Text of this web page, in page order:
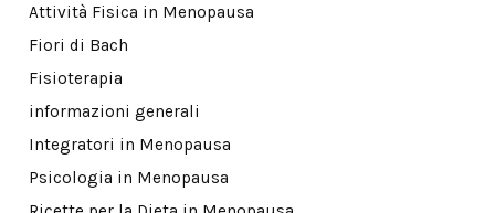
Attività Fisica in Menopausa
Fiori di Bach
Fisioterapia
informazioni generali
Integratori in Menopausa
Psicologia in Menopausa